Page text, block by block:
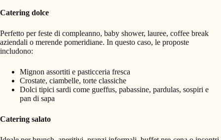
Catering dolce
Perfetto per feste di compleanno, baby shower, lauree, coffee break
aziendali o merende pomeridiane. In questo caso, le proposte
includono:
Mignon assortiti e pasticceria fresca
Crostate, ciambelle, torte classiche
Dolci tipici sardi come gueffus, pabassine, pardulas, sospiri e
pan di sapa
Catering salato